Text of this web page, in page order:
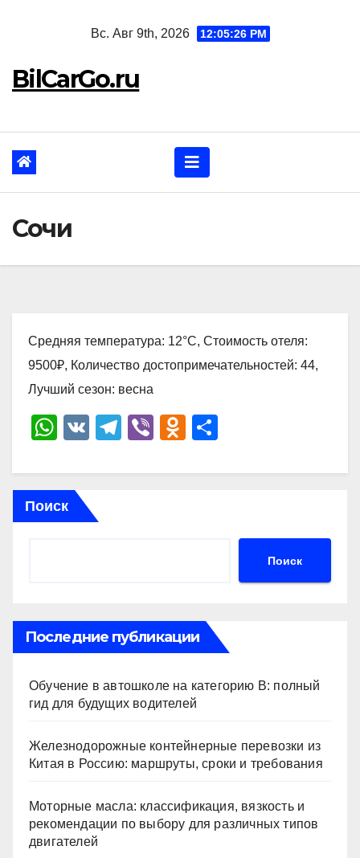
Вс. Авг 9th, 2026 12:05:27 PM
BilCarGo.ru
Сочи
Средняя температура: 12°C, Стоимость отеля:
9500₽, Количество достопримечательностей: 44,
Лучший сезон: весна
W
at
s
A
V
T
e
Vi
er
O
n
ki
р
ть
Поиск
Поиск
Последние публикации
Обучение в автошколе на категорию В: полный
гид для будущих водителей
Железнодорожные контейнерные перевозки из
Китая в Россию: маршруты, сроки и требования
Моторные масла: классификация, вязкость и
рекомендации по выбору для различных типов
двигателей